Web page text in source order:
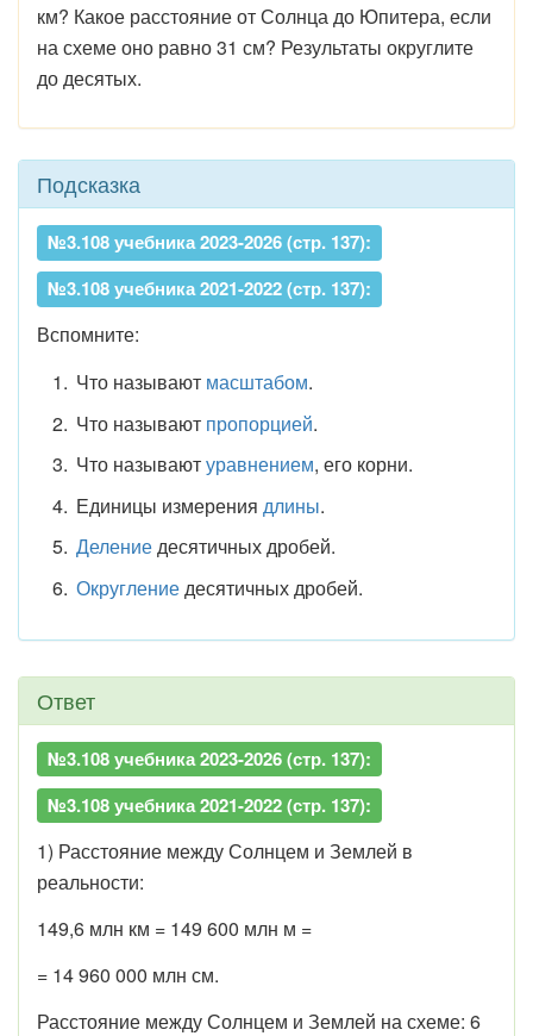
км? Какое расстояние от Солнца до Юпитера, если
на схеме оно равно 31 см? Результаты округлите
до десятых.
Подсказка
№3.108 учебника 2023-2026 (стр. 137):
№3.108 учебника 2021-2022 (стр. 137):
Вспомните:
Что называют масштабом.
Что называют пропорцией.
Что называютуравнением, его корни.
Единицы измерения длины.
Делениедесятичных дробей.
Округлениедесятичных дробей.
Ответ
№3.108 учебника 2023-2026 (стр. 137):
№3.108 учебника 2021-2022 (стр. 137):
1) Расстояние между Солнцем и Землей в
реальности:
149,6 млн км = 149 600 млн м =
= 14 960 000 млн см.
Расстояние между Солнцем и Землей на схеме: 6